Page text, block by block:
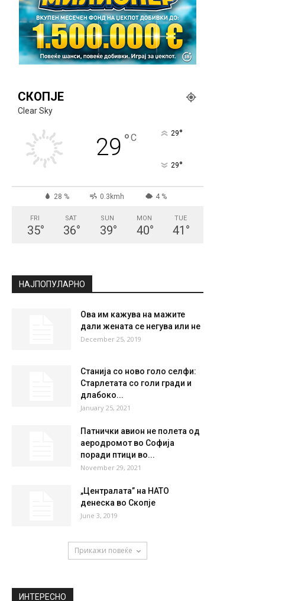
СКОПЈЕ
29
0.3kmh
39 ° 40° 41°
Ова им кажува на мажите
дали жената се негува или не
Станија со ново голо селфи:
Старлетата со голи гради и
January 25, 2021